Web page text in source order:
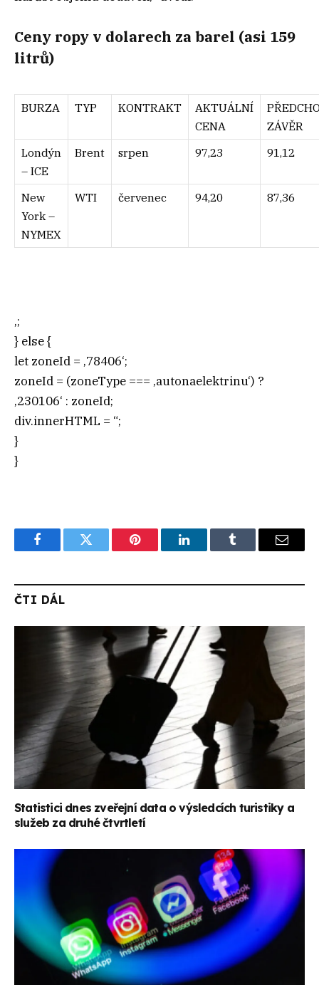
Ceny ropy v dolarech za barel (asi 159
litrů)
BURZA TYP KONTRAKT
AKTUÁLNÍ
CENA
ZÁVĚR
Londýn
– ICE
Brent srpen 97,23 91,12
New
York –
NYMEX
WTI červenec 94,20 87,36
‚;
} else {
let zoneId = ‚78406‘;
zoneId = (zoneType === ‚autonaelektrinu‘) ?
‚230106‘ : zoneId;
div.innerHTML = “;
}
}
FacebookTwitter Pinterest LinkedInTumblr Email
ČTI DÁL
Statistici dnes zveřejní data o výsledcích turistiky a
služeb za druhé čtvrtletí